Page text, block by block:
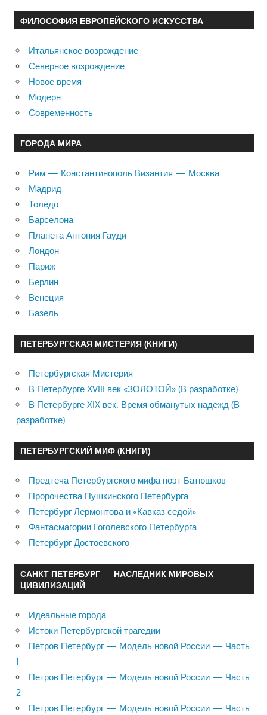
ФИЛОСОФИЯ ЕВРОПЕЙСКОГО ИСКУССТВА
Итальянское возрождение
Северное возрождение
Новое время
Модерн
Современность
ГОРОДА МИРА
Рим — Константинополь Византия — Москва
Мадрид
Толедо
Барселона
Планета Антония Гауди
Лондон
Париж
Берлин
Венеция
Базель
ПЕТЕРБУРГСКАЯ МИСТЕРИЯ (КНИГИ)
Петербургская Мистерия
В Петербурге XVIII век «ЗОЛОТОЙ» (В разработке)
В Петербурге XIX век. Время обманутых надежд (В
разработке)
ПЕТЕРБУРГСКИЙ МИФ (КНИГИ)
Предтеча Петербургского мифа поэт Батюшков
Пророчества Пушкинского Петербурга
Петербург Лермонтова и «Кавказ седой»
Фантасмагории Гоголевского Петербурга
Петербург Достоевского
САНКТ ПЕТЕРБУРГ — НАСЛЕДНИК МИРОВЫХ
ЦИВИЛИЗАЦИЙ
Идеальные города
Истоки Петербургской трагедии
Петров Петербург — Модель новой России — Часть
1
Петров Петербург — Модель новой России — Часть
2
Петров Петербург — Модель новой России — Часть